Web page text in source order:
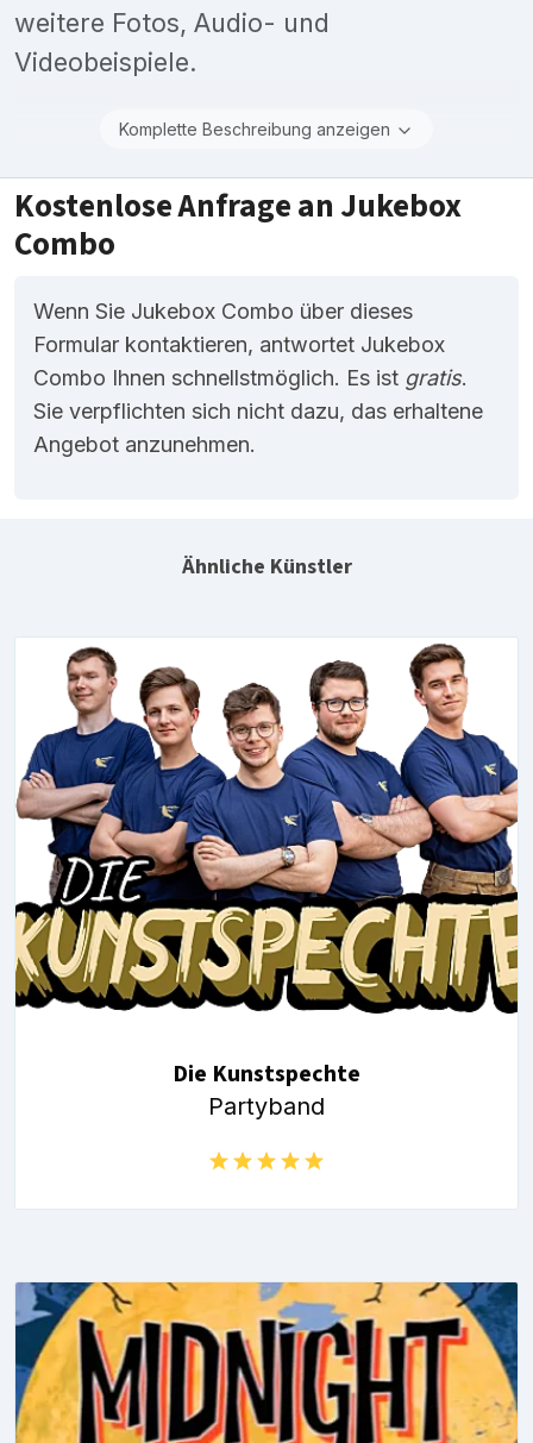
weitere Fotos, Audio- und
Videobeispiele.
Komplette Beschreibung anzeigen
Kostenlose Anfrage an Jukebox
Combo
Wenn Sie Jukebox Combo über dieses
Formular kontaktieren, antwortet Jukebox
Combo Ihnen schnellstmöglich. Es ist gratis.
Sie verpflichten sich nicht dazu, das erhaltene
Angebot anzunehmen.
Ähnliche Künstler
Die Kunstspechte
Partyband